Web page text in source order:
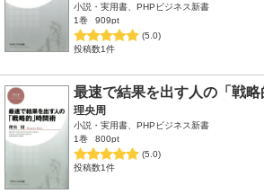
小説・実用書、PHPビジネス新書
1巻
909pt
(5.0)
投稿数1件
最速で結果を出す人の「戦
理央周
小説・実用書、PHPビジネス新書
1巻
800pt
(5.0)
投稿数1件